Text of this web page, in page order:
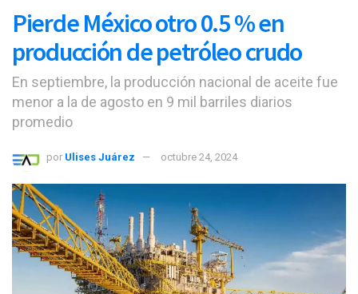
Pierde México otro 0.5 % en
producción de petróleo crudo
En septiembre, la producción nacional de aceite fue
menor a la de agosto en 9 mil barriles diarios
promedio
por Ulises Juárez octubre 24, 2024